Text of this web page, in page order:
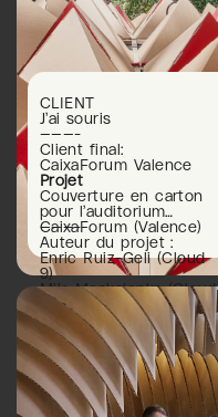
Couverture en carton
pour l'auditorium
CaixaForum￼
CLIENT
J’ai souris
———-
Client final:
CaixaForum Valence
Projet
Couverture en carton
pour l’auditorium
CaixaForum (Valence)
———-
Auteur du projet :
Enric Ruiz-Geli (Cloud
9)
Mila Moskalenko (Cloud
9)
———-
Étude associée :
Javier Peña (Xpiral
Architecture)